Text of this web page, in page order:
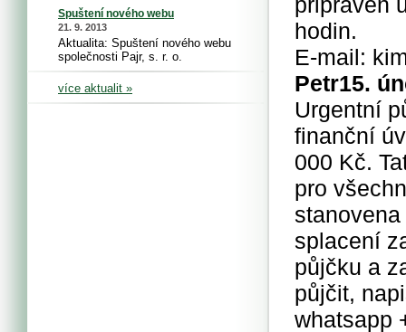
hodin.
E-mail:
Petr15.
Urgentní
finanční
000 Kč.
pro
splacení
půjčku a
půjčit,
whatsapp
Spuštení nového webu
21. 9. 2013
Aktualita: Spuštení nového webu
společnosti Pajr, s. r. o.
více aktualit »